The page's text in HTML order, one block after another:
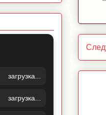
загрузка...
загрузка...